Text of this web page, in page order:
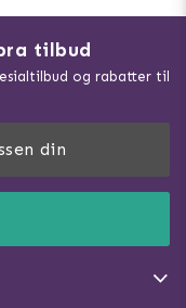
tilbud
og rabatter til
nr: 918582711